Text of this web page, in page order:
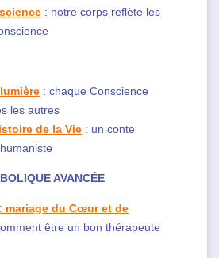
: notre corps reflète les
: chaque Conscience
les autres
de la Vie : un conte
AVANCÉE
mariage du Cœur et de
être un bon thérapeute